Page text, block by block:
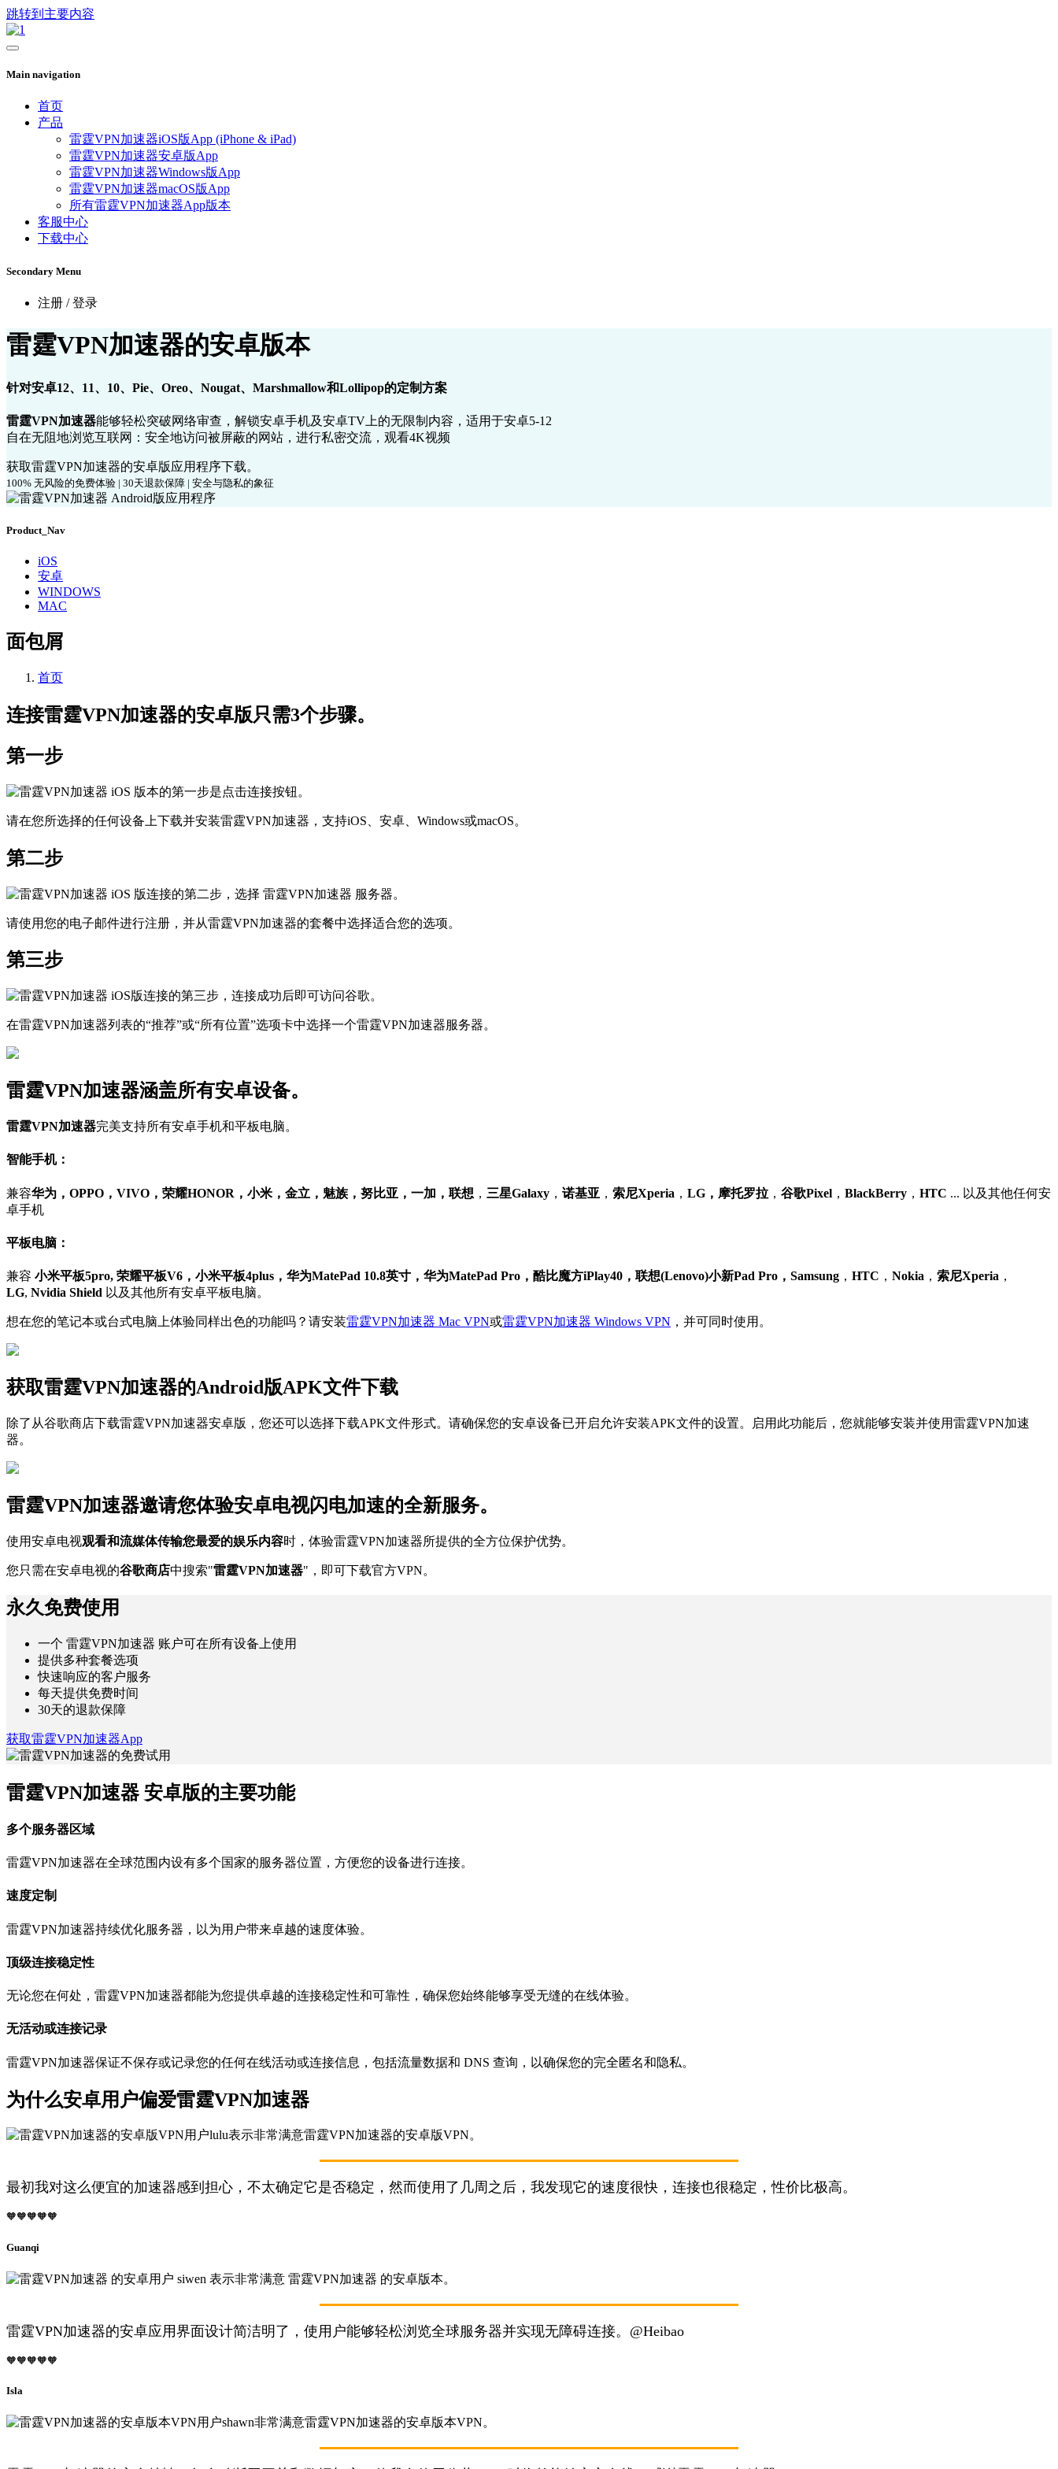
跳转到主要内容
Main navigation
首页
产品
雷霆VPN加速器iOS版App (iPhone & iPad)
雷霆VPN加速器安卓版App
雷霆VPN加速器Windows版App
雷霆VPN加速器macOS版App
所有雷霆VPN加速器App版本
客服中心
下载中心
Secondary Menu
注册 / 登录
雷霆VPN加速器的安卓版本
针对安卓12、11、10、Pie、Oreo、Nougat、Marshmallow和Lollipop的定制方案
雷霆VPN加速器能够轻松突破网络审查，解锁安卓手机及安卓TV上的无限制内容，适用于安卓5-12
自在无阻地浏览互联网：安全地访问被屏蔽的网站，进行私密交流，观看4K视频
获取雷霆VPN加速器的安卓版应用程序下载。
100% 无风险的免费体验 | 30天退款保障 | 安全与隐私的象征
Product_Nav
iOS
安卓
WINDOWS
MAC
面包屑
首页
连接雷霆VPN加速器的安卓版只需3个步骤。
第一步
请在您所选择的任何设备上下载并安装雷霆VPN加速器，支持iOS、安卓、Windows或macOS。
第二步
请使用您的电子邮件进行注册，并从雷霆VPN加速器的套餐中选择适合您的选项。
第三步
在雷霆VPN加速器列表的“推荐”或“所有位置”选项卡中选择一个雷霆VPN加速器服务器。
雷霆VPN加速器涵盖所有安卓设备。
雷霆VPN加速器完美支持所有安卓手机和平板电脑。
智能手机：
兼容华为，OPPO，VIVO，荣耀HONOR，小米，金立，魅族，努比亚，一加，联想 ， 三星Galaxy ， 诺基亚 ， 索尼Xperia ， LG，摩托罗拉 ， 谷歌Pixel ， BlackBerry ， HTC ... 以及其他任何安
卓手机
平板电脑：
兼容 小米平板5pro, 荣耀平板V6，小米平板4plus，华为MatePad 10.8英寸，华为MatePad Pro，酷比魔方iPlay40，联想(Lenovo)小新Pad Pro，Samsung ， HTC ， Nokia ， 索尼Xperia ，
LG, Nvidia Shield 以及其他所有安卓平板电脑。
想在您的笔记本或台式电脑上体验同样出色的功能吗？请安装雷霆VPN加速器 Mac VPN或雷霆VPN加速器 Windows VPN ，并可同时使用。
获取雷霆VPN加速器的Android版APK文件下载
除了从谷歌商店下载雷霆VPN加速器安卓版，您还可以选择下载APK文件形式。请确保您的安卓设备已开启允许安装APK文件的设置。启用此功能后，您就能够安装并使用雷霆VPN加速
器。
雷霆VPN加速器邀请您体验安卓电视闪电加速的全新服务。
使用安卓电视观看和流媒体传输您最爱的娱乐内容时，体验雷霆VPN加速器所提供的全方位保护优势。
您只需在安卓电视的谷歌商店中搜索"雷霆VPN加速器"，即可下载官方VPN。
永久免费使用
一个 雷霆VPN加速器 账户可在所有设备上使用
提供多种套餐选项
快速响应的客户服务
每天提供免费时间
30天的退款保障
获取雷霆VPN加速器App
雷霆VPN加速器 安卓版的主要功能
多个服务器区域
雷霆VPN加速器在全球范围内设有多个国家的服务器位置，方便您的设备进行连接。
速度定制
雷霆VPN加速器持续优化服务器，以为用户带来卓越的速度体验。
顶级连接稳定性
无论您在何处，雷霆VPN加速器都能为您提供卓越的连接稳定性和可靠性，确保您始终能够享受无缝的在线体验。
无活动或连接记录
雷霆VPN加速器保证不保存或记录您的任何在线活动或连接信息，包括流量数据和 DNS 查询，以确保您的完全匿名和隐私。
为什么安卓用户偏爱雷霆VPN加速器
最初我对这么便宜的加速器感到担心，不太确定它是否稳定，然而使用了几周之后，我发现它的速度很快，连接也很稳定，性价比极高。
🧡🧡🧡🧡🧡
Guanqi
雷霆VPN加速器的安卓应用界面设计简洁明了，使用户能够轻松浏览全球服务器并实现无障碍连接。@Heibao
🧡🧡🧡🧡🧡
Isla